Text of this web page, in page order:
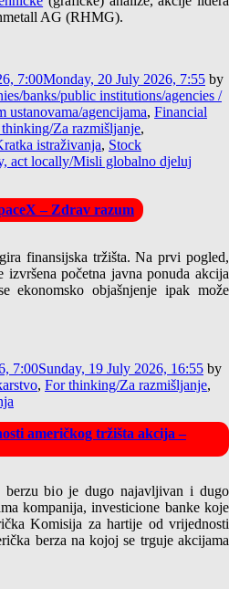
AG (RHMG).
7:00Monday, 20 July 2026, 7:55 by
banks/public institutions/agencies /
ustanovama/agencijama, Financial
Za razmišljanje,
istraživanja, Stock
act locally/Misli globalno djeluj
– Zdrav razum
finansijska tržišta. Na prvi pogled,
početna javna ponuda akcija
ekonomsko objašnjenje ipak može
7:00Sunday, 19 July 2026, 16:55 by
, For thinking/Za razmišljanje,
američkog tržišta akcija –
berzu bio je dugo najavljivan i dugo
kompanija, investicione banke koje
Komisija za hartije od vrijednosti
berza na kojoj se trguje akcijama